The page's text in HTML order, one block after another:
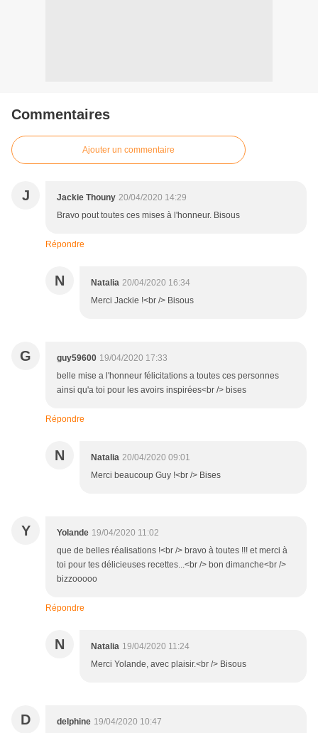
Commentaires
Ajouter un commentaire
J Jackie Thouny 20/04/2020 14:29
Bravo pout toutes ces mises à l'honneur. Bisous
Répondre
N Natalia 20/04/2020 16:34
Merci Jackie !<br /> Bisous
G guy59600 19/04/2020 17:33
belle mise a l'honneur félicitations a toutes ces personnes
ainsi qu'a toi pour les avoirs inspirées<br /> bises
Répondre
N Natalia 20/04/2020 09:01
Merci beaucoup Guy !<br /> Bises
Y Yolande 19/04/2020 11:02
que de belles réalisations !<br /> bravo à toutes !!! et merci à
toi pour tes délicieuses recettes...<br /> bon dimanche<br />
bizzooooo
Répondre
N Natalia 19/04/2020 11:24
Merci Yolande, avec plaisir.<br /> Bisous
D delphine 19/04/2020 10:47